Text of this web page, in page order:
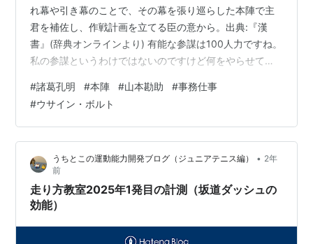
れ幕や引き幕のことで、その幕を張り巡らした本陣で主
君を補佐し、作戦計画を立てる臣の意から。出典:『漢
書』(辞典オンラインより) 有能な参謀は100人力ですね。
私の参謀というわけではないのですけど何をやらせても
うちょっと手放せない若者がいて、こんな職場に居たら
勿体ない気もするけど居なくなっては困るのでいつも後
ろめたい気がしています＾＾； 逆に、自分のことを帷幄
の臣と勘違いしている痛いおやじも居たりして、もちろ
んご本人はそんなしゃれた言葉は知らないけどご自分の
ことを、無くてはならない存在だと思い込…
#諸葛孔明 #本陣 #山本勘助 #事務仕事
#ウサイン・ボルト
うちとこの運動能力開発ブログ（ジュニアテニス編） • 2年
前
走り方教室2025年1発目の計測（坂道ダッシュの
効能）